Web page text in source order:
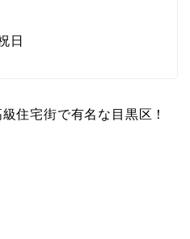
日
住宅街で有名な目黒区！